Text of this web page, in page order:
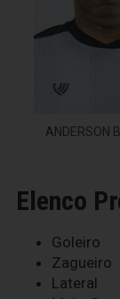
ANDERSON
Elenco
Goleiro
Zagueiro
Lateral